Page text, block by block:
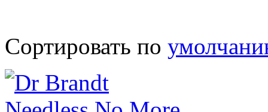
Сортировать по